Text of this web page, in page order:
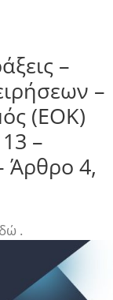
–
–
(ΕΟΚ)
–
Άρθρο 4,
.